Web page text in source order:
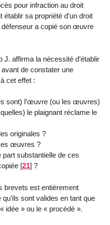
pour infraction au droit
établir sa propriété d’un droit
défenseur a copié son œuvre
J. affirma la nécessité d’établir
de constater une
cet effet :
sont) l’œuvre (ou les œuvres)
le plaignant réclame le
originales ?
œuvres ?
part substantielle de ces
[21] ?
brevets est entièrement
sont valides en tant que
idée » ou le « procédé ».